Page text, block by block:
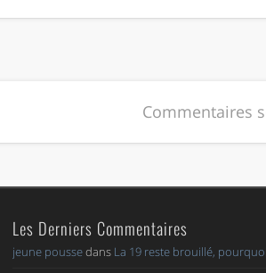
Commentaires
Les Derniers Commentaires
jeune poussedans La 19 reste brouillé,